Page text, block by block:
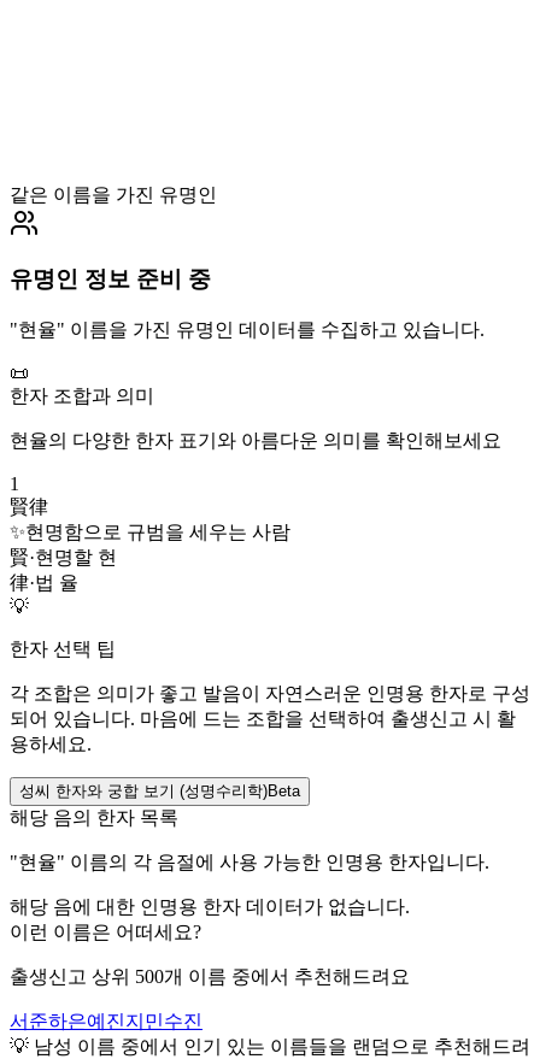
같은 이름을 가진 유명인
유명인 정보 준비 중
"현율" 이름을 가진 유명인 데이터를 수집하고 있습니다.
📜
한자 조합과 의미
현율의 다양한 한자 표기와 아름다운 의미를 확인해보세요
1
賢律
✨현명함으로 규범을 세우는 사람
賢·현명할 현
律·법 율
💡
한자 선택 팁
각 조합은 의미가 좋고 발음이 자연스러운 인명용 한자로 구성
되어 있습니다. 마음에 드는 조합을 선택하여 출생신고 시 활
용하세요.
성씨 한자와 궁합 보기 (성명수리학)Beta
해당 음의 한자 목록
"현율" 이름의 각 음절에 사용 가능한 인명용 한자입니다.
해당 음에 대한 인명용 한자 데이터가 없습니다.
이런 이름은 어떠세요?
출생신고 상위 500개 이름 중에서 추천해드려요
서준하은예진지민수진
💡 남성 이름 중에서 인기 있는 이름들을 랜덤으로 추천해드려